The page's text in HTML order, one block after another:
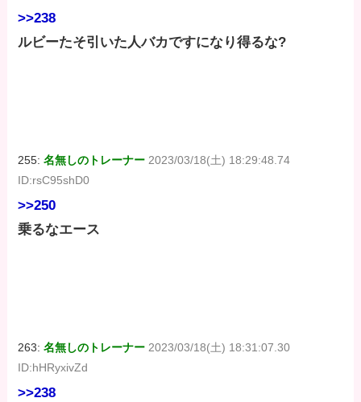
>>238
ルビーたそ引いた人バカですになり得るな?
255:名無しのトレーナー 2023/03/18(土) 18:29:48.74
ID:rsC95shD0
>>250
乗るなエース
263:名無しのトレーナー 2023/03/18(土) 18:31:07.30
ID:hHRyxivZd
>>238